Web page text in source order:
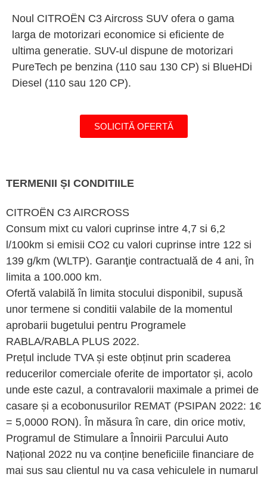
Noul CITROËN C3 Aircross SUV ofera o gama
larga de motorizari economice si eficiente de
ultima generatie. SUV-ul dispune de motorizari
PureTech pe benzina (110 sau 130 CP) si BlueHDi
Diesel (110 sau 120 CP).
SOLICITĂ OFERTĂ
TERMENII ȘI CONDITIILE
CITROËN C3 AIRCROSS
Consum mixt cu valori cuprinse intre 4,7 si 6,2
l/100km si emisii CO2 cu valori cuprinse intre 122 si
139 g/km (WLTP). Garanţie contractuală de 4 ani, în
limita a 100.000 km.
Ofertă valabilă în limita stocului disponibil, supusă
unor termene si conditii valabile de la momentul
aprobarii bugetului pentru Programele
RABLA/RABLA PLUS 2022.
Prețul include TVA și este obținut prin scaderea
reducerilor comerciale oferite de importator și, acolo
unde este cazul, a contravalorii maximale a primei de
casare și a ecobonusurilor REMAT (PSIPAN 2022: 1€
= 5,0000 RON). În măsura în care, din orice motiv,
Programul de Stimulare a Înnoirii Parcului Auto
Național 2022 nu va conține beneficiile financiare de
mai sus sau clientul nu va casa vehiculele in numarul